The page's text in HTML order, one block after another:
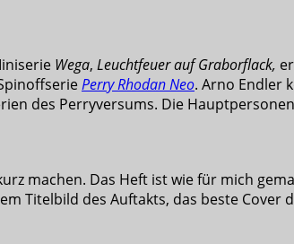
Wega, Leuchtfeuer auf Graborflack,
Perry Rhodan Neo. Arno Endler
des Perryversums. Die
machen. Das Heft ist wie für mich
Titelbild des Auftakts, das beste Cover